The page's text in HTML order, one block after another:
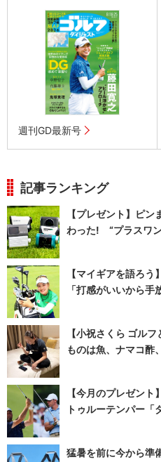
週刊GD最新号
記事ランキング
【プレゼント】ピ
わった! “プラスワ
【マイギアを語ろ
「打感がいいから手
【小祝さくら ゴル
ものは魚、ナマコ酢
【今月のプレゼン
トゥルーテンパー「
猛暑を前に今から準